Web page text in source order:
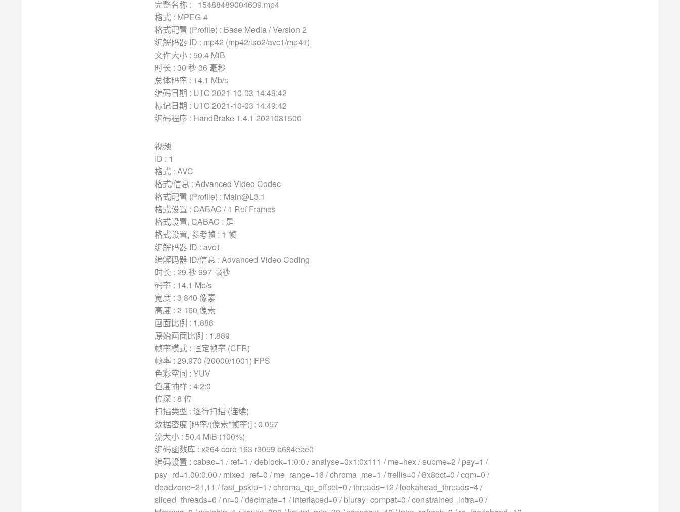
完整名称 : _15488489004609.mp4
格式 : MPEG-4
格式配置 (Profile) : Base Media / Version 2
编解码器 ID : mp42 (mp42/iso2/avc1/mp41)
文件大小 : 50.4 MiB
时长 : 30 秒 36 毫秒
总体码率 : 14.1 Mb/s
编码日期 : UTC 2021-10-03 14:49:42
标记日期 : UTC 2021-10-03 14:49:42
编码程序 : HandBrake 1.4.1 2021081500
视频
ID : 1
格式 : AVC
格式/信息 : Advanced Video Codec
格式配置 (Profile) : Main@L3.1
格式设置 : CABAC / 1 Ref Frames
格式设置, CABAC : 是
格式设置, 参考帧 : 1 帧
编解码器 ID : avc1
编解码器 ID/信息 : Advanced Video Coding
时长 : 29 秒 997 毫秒
码率 : 14.1 Mb/s
宽度 : 3 840 像素
高度 : 2 160 像素
画面比例 : 1.888
原始画面比例 : 1.889
帧率模式 : 恒定帧率 (CFR)
帧率 : 29.970 (30000/1001) FPS
色彩空间 : YUV
色度抽样 : 4:2:0
位深 : 8 位
扫描类型 : 逐行扫描 (连续)
数据密度 [码率/(像素*帧率)] : 0.057
流大小 : 50.4 MiB (100%)
编码函数库 : x264 core 163 r3059 b684ebe0
编码设置 : cabac=1 / ref=1 / deblock=1:0:0 / analyse=0x1:0x111 / me=hex / subme=2 / psy=1 /
psy_rd=1.00:0.00 / mixed_ref=0 / me_range=16 / chroma_me=1 / trellis=0 / 8x8dct=0 / cqm=0 /
deadzone=21,11 / fast_pskip=1 / chroma_qp_offset=0 / threads=12 / lookahead_threads=4 /
sliced_threads=0 / nr=0 / decimate=1 / interlaced=0 / bluray_compat=0 / constrained_intra=0 /